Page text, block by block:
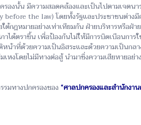
องนั้น มีความสอดคล้องและเป็นไปตามเจตน
the law) โดยทั้งรัฐและประชาชนต่าง
กฎหมายอย่างเท่าเทียมกัน ฝ่ายบริหารหรือฝ่า
ด้ตราขึ้น เพื่อป้องกันไม่ให้มีการบิดเบือนการ
น้าที่ด้วยความเป็นอิสระและด้วยความเป็นกล
หงโดยไม่มีทางต่อสู้ นำมาซึ่งความเสียหายอย่
มทางปกครองของ “ศาลปกครองและสำนักงา